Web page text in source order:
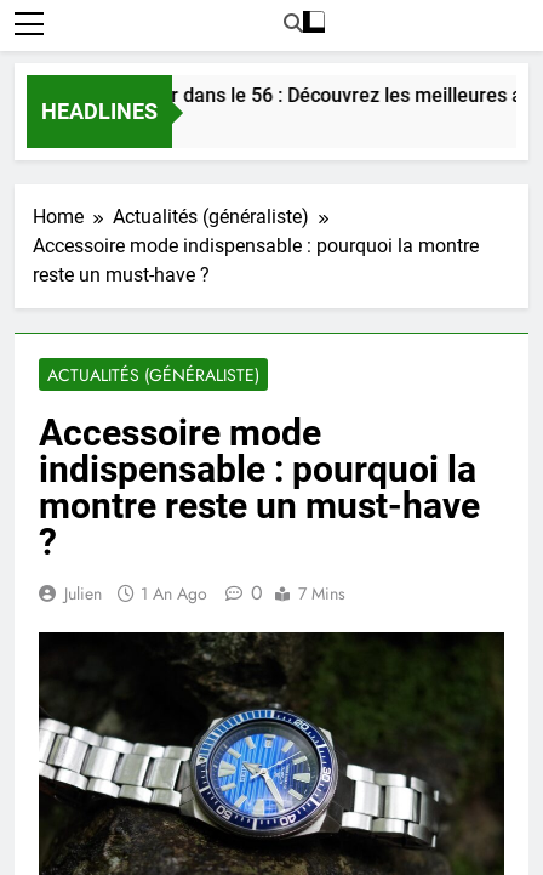
HEADLINES
l’amour dans le 56 : Découvrez les meilleures astuces
Home
Actualités (généraliste)
Accessoire mode indispensable : pourquoi la montre
reste un must-have ?
ACTUALITÉS (GÉNÉRALISTE)
Accessoire mode
indispensable : pourquoi la
montre reste un must-have
?
Julien 1 An Ago 0 7 Mins